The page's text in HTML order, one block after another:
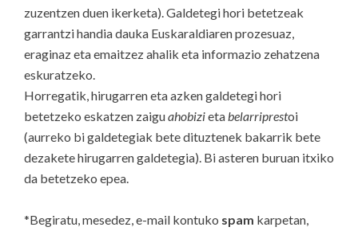
zuzentzen duen ikerketa). Galdetegi hori betetzeak
garrantzi handia dauka Euskaraldiaren prozesuaz,
eraginaz eta emaitzez ahalik eta informazio zehatzena
eskuratzeko.
Horregatik, hirugarren eta azken galdetegi hori
betetzeko eskatzen zaiguahobizieta belarriprestoi
(aurreko bi galdetegiak bete dituztenek bakarrik bete
dezakete hirugarren galdetegia). Bi asteren buruan itxiko
da betetzeko epea.
*Begiratu, mesedez, e-mail kontuko spam karpetan,